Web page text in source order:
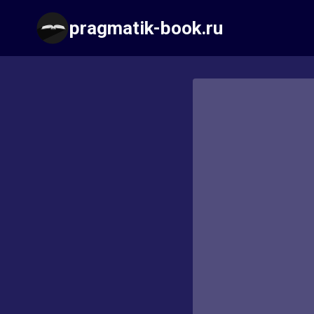
содержимому
pragmatik-book.ru